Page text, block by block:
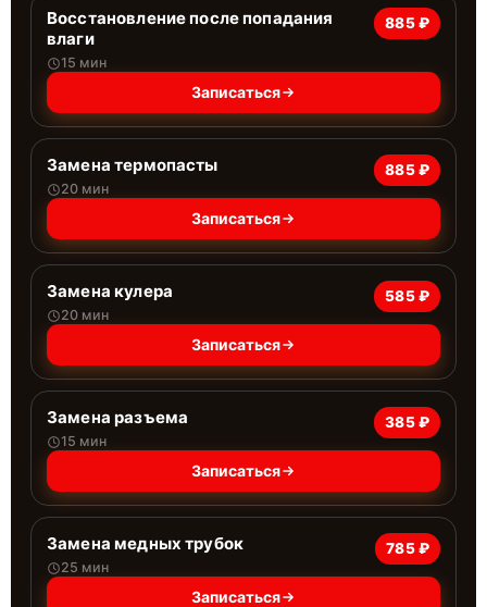
Восстановление после попадания
влаги
15 мин
885 ₽
Записаться
Замена термопасты
20 мин
885 ₽
Записаться
Замена кулера
20 мин
585 ₽
Записаться
Замена разъема
15 мин
385 ₽
Записаться
Замена медных трубок
25 мин
785 ₽
Записаться